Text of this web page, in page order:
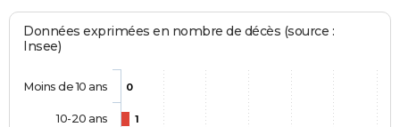
Données exprimées en nombre de décès (source :
Insee)
0
1
Moins de 10 ans
10-20 ans